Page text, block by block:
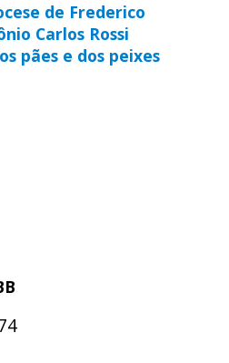
de Frederico
Carlos Rossi
pães e dos peixes